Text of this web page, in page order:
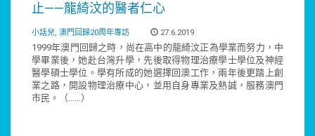
止——龍綺汶的醫者仁心
小話兒, 澳門回歸20周年專訪 27.6.2019
1999年澳門回歸之時，尚在高中的龍綺汶正為學業而努力，中
學畢業後，她赴台灣升學，先後取得物理治療學士學位及神經
醫學碩士學位。學有所成的她選擇回澳工作，兩年後更踏上創
業之路，開設物理治療中心，並用自身專業及熱誠，服務澳門
市民。（……）